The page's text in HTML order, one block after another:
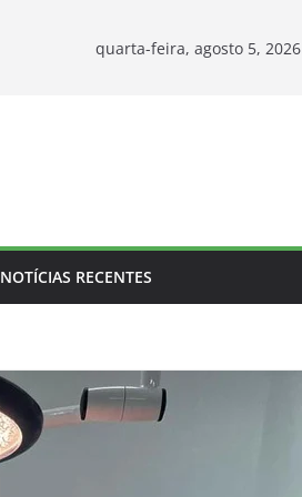
quarta-feira, agosto 5, 2026
NOTÍCIAS RECENTES